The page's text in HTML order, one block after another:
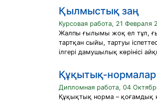
Қылмыстық заң
Курсовая работа, 21 Февраля
Жалпы ғылымы жоқ ел тұл,
тартқан сыйы, тартуы
ілгері дамушылық көрінісі
Құқытық-нормалар
Дипломная работа, 04
Құқықтық норма – қоғамдық